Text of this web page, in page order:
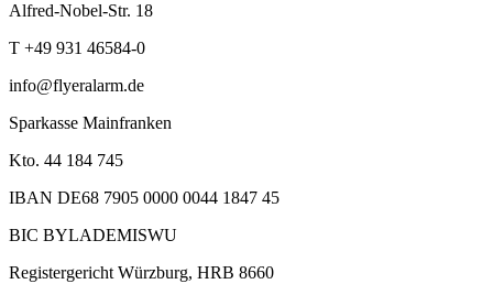
Alfred-Nobel-Str. 18
T +49 931 46584-0
info@flyeralarm.de
Sparkasse Mainfranken
Kto. 44 184 745
IBAN DE68 7905 0000 0044 1847 45
BIC BYLADEMISWU
Registergericht Würzburg, HRB 8660